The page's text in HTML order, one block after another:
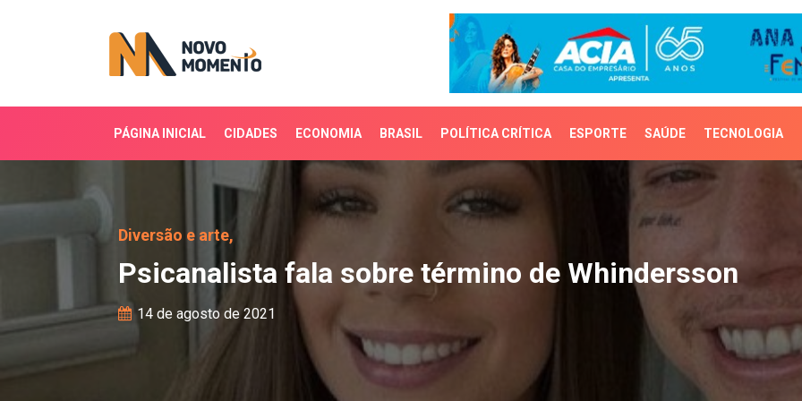
PÁGINA INICIAL CIDADES ECONOMIA BRASIL POLÍTICA CRÍTICA ESPORTE SAÚDE TECNOLOGIA
Psicanalista fala sobre término de Whindersson
Diversão e arte,
Psicanalista fala sobre término de Whindersson
14 de agosto de 2021